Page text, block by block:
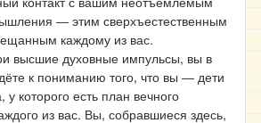
― этим сверхъестественным
каждому из вас.
высшие духовные импульсы, вы в
к пониманию того, что вы ― дети
которого есть план вечного
из вас. Вы, собравшиеся здесь,